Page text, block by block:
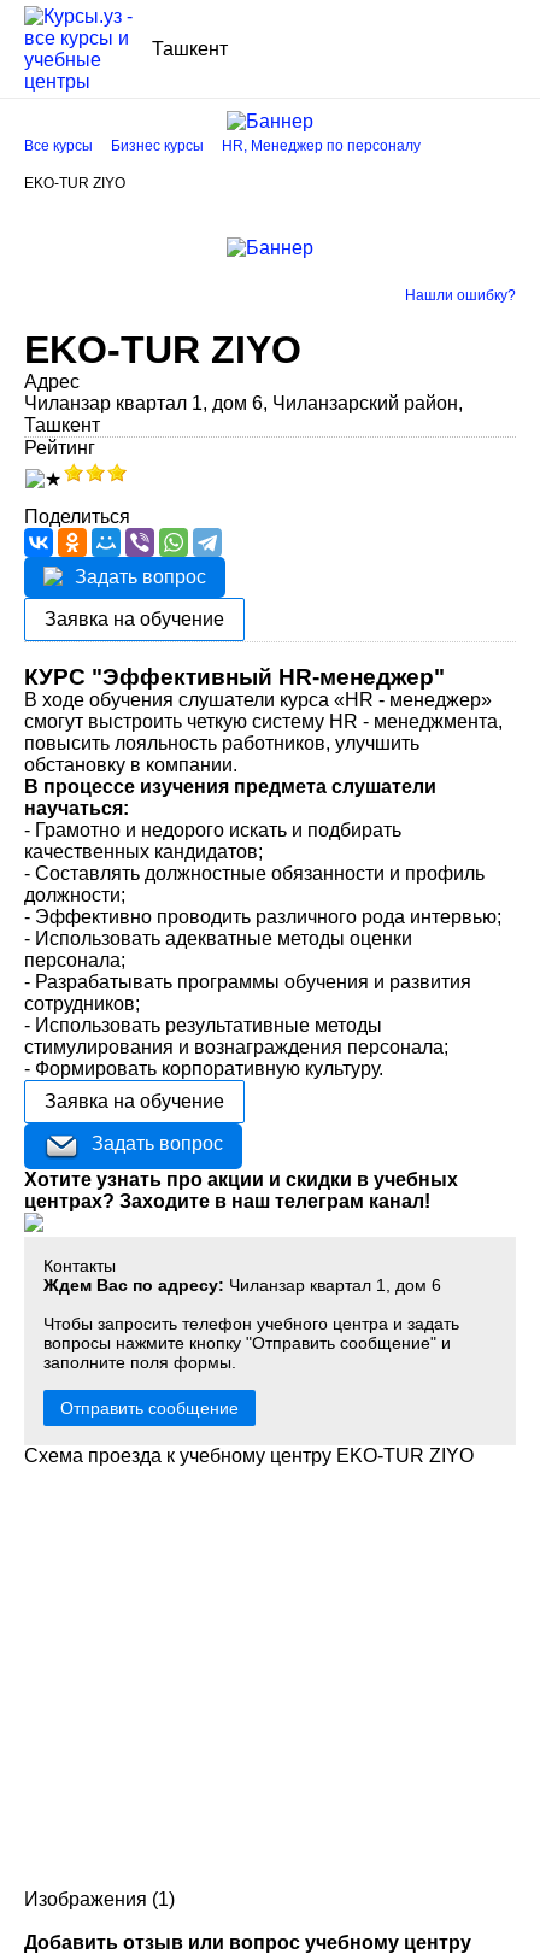
Ташкент
Все курсы Бизнес курсы HR, Менеджер по персоналу
EKO-TUR ZIYO
Нашли ошибку?
EKO-TUR ZIYO
Адрес
Чиланзар квартал 1, дом 6, Чиланзарский район,
Ташкент
Рейтинг
Поделиться
Задать вопрос
Заявка на обучение
КУРС "Эффективный HR-менеджер"
В ходе обучения слушатели курса «HR - менеджер»
смогут выстроить четкую систему HR - менеджмента,
повысить лояльность работников, улучшить
обстановку в компании.
В процессе изучения предмета слушатели
научаться:
- Грамотно и недорого искать и подбирать
качественных кандидатов;
- Составлять должностные обязанности и профиль
должности;
- Эффективно проводить различного рода интервью;
- Использовать адекватные методы оценки
персонала;
- Разрабатывать программы обучения и развития
сотрудников;
- Использовать результативные методы
стимулирования и вознаграждения персонала;
- Формировать корпоративную культуру.
Заявка на обучение
Задать вопрос
Хотите узнать про акции и скидки в учебных
центрах? Заходите в наш телеграм канал!
Контакты
Ждем Вас по адресу: Чиланзар квартал 1, дом 6
Чтобы запросить телефон учебного центра и задать
вопросы нажмите кнопку "Отправить сообщение" и
заполните поля формы.
Отправить сообщение
Схема проезда к учебному центру EKO-TUR ZIYO
Изображения (1)
Добавить отзыв или вопрос учебному центру